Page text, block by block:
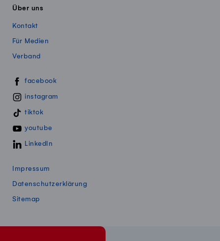
Über uns
Kontakt
Für Medien
Verband
Swissmillk auf Social Media
facebook
instagram
tiktok
youtube
LinkedIn
Impressum
Datenschutzerklärung
Sitemap